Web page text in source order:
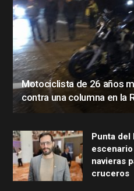
Motociclista de 26 años
contra una columna en la
Punta del
navieras
cruceros